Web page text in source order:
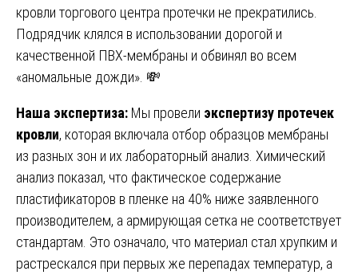
кровли торгового центра протечки не прекратились.
Подрядчик клялся в использовании дорогой и
качественной ПВХ-мембраны и обвинял во всем
«аномальные дожди». 💸
Наша экспертиза: Мы провели экспертизу протечек
кровли, которая включала отбор образцов мембраны
из разных зон и их лабораторный анализ. Химический
анализ показал, что фактическое содержание
пластификаторов в пленке на 40% ниже заявленного
производителем, а армирующая сетка не соответствует
стандартам. Это означало, что материал стал хрупким и
растрескался при первых же перепадах температур, а